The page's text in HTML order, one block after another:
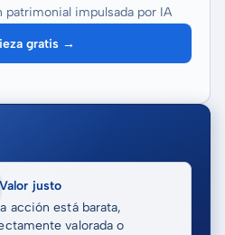
patrimonial impulsada por IA
gratis →
Valor justo
acción está barata,
valorada o